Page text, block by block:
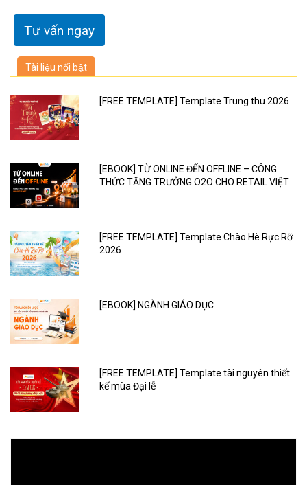
Tài liệu nổi bật
[FREE TEMPLATE] Template Trung thu 2026
[EBOOK] TỪ ONLINE ĐẾN OFFLINE – CÔNG
THỨC TĂNG TRƯỞNG O2O CHO RETAIL VIỆT
[FREE TEMPLATE] Template Chào Hè Rực Rỡ
2026
[EBOOK] NGÀNH GIÁO DỤC
[FREE TEMPLATE] Template tài nguyên thiết
kế mùa Đại lễ